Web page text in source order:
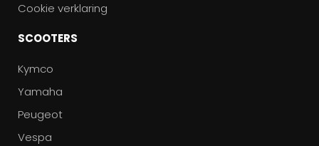
Cookie verklaring
SCOOTERS
Kymco
Yamaha
Peugeot
Vespa